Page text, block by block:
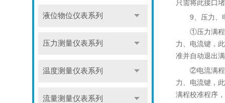
液位物位仪表系列
压力测量仪表系列
温度测量仪表系列
流量测量仪表系列
只需将此接口
9、压力、
①压力满程校
力、电流键，
准并自动退出
②电流满程校
力、电流键，
满程校准程序